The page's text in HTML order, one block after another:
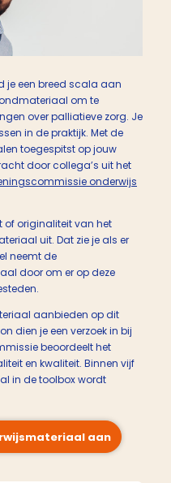
je een breed scala aan
om te
over palliatieve zorg. Je
in de praktijk. Met de
toegespitst op jouw
door collega’s uit het
onderwijs
of originaliteit van het
uit. Dat zie je als er
neemt de
door om er op deze
aanbieden op dit
dien je een verzoek in bij
beoordeelt het
en kwaliteit. Binnen vijf
in de toolbox wordt
aan